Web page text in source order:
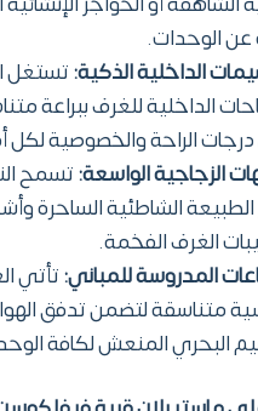
عن الوحدات.
الداخلية الذكية:تستغل
الداخلية للغرف ببراعة
الراحة والخصوصية لكل
الزجاجية الواسعة:تسمح
الشاطئية الساحرة
الغرف الفخمة.
المدروسة للمباني:تأتي
متناسقة لتضمن تدفق
البحري المنعش لكافة